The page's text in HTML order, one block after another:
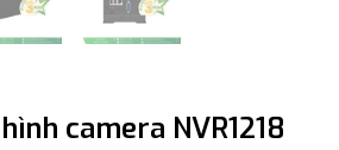
camera NVR1218